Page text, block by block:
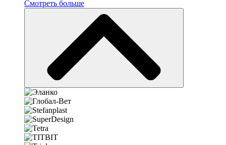
Смотреть больше